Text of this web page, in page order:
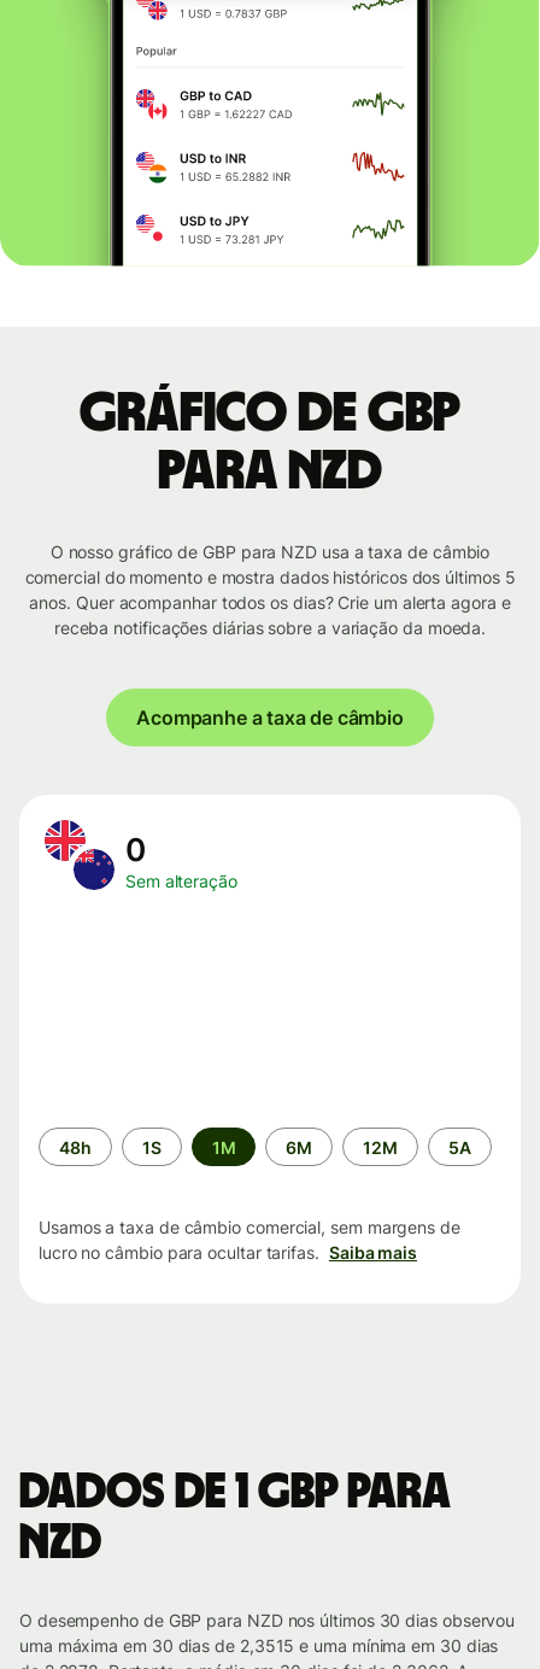
Gráfico de GBP
para NZD
O nosso gráfico de GBP para NZD usa a taxa de câmbio
comercial do momento e mostra dados históricos dos últimos 5
anos. Quer acompanhar todos os dias? Crie um alerta agora e
receba notificações diárias sobre a variação da moeda.
Acompanhe a taxa de câmbio
0
Sem alteração
Período
de
48h 1S 1M 6M 12M 5A
Usamos a taxa de câmbio comercial, sem margens de
lucro no câmbio para ocultar tarifas. Saiba mais
Dados de 1 GBP para
NZD
O desempenho de GBP para NZD nos últimos 30 dias observou
uma máxima em 30 dias de 2,3515 e uma mínima em 30 dias